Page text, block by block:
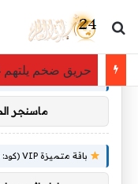
بحث عن
حريق ضخم يلتهم 4 آلاف هكتار في جنوب غرب إسبانيا
توصيات :
باقة متميزة VIP (كود: AA26790):
ماسنجر
باقة متميزة VIP (كود: AA38045):